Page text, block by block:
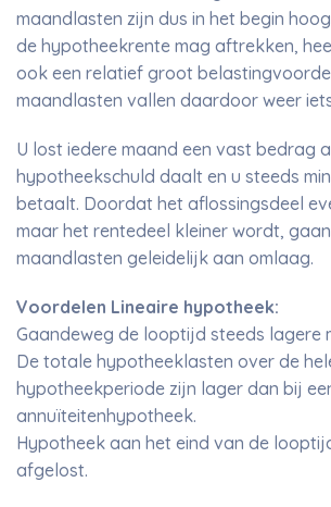
maandlasten zijn dus in het begin
de hypotheekrente mag aftrekken,
ook een relatief groot
maandlasten vallen daardoor weer
U lost iedere maand een vast bedrag
hypotheekschuld daalt en u steeds
betaalt. Doordat het aflossingsdeel
maar het rentedeel kleiner wordt,
maandlasten geleidelijk aan omlaag.
Voordelen Lineaire hypotheek:
Gaandeweg de looptijd steeds lagere
De totale hypotheeklasten over de
hypotheekperiode zijn lager dan bij
annuïteitenhypotheek.
Hypotheek aan het eind van de
afgelost.